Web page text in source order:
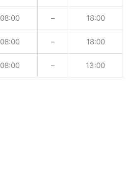
08:00 – 18:00
08:00 – 18:00
08:00 – 13:00